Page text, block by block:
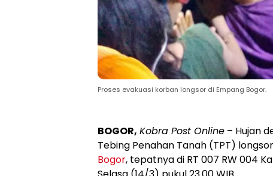
Proses evakuasi korban longsor di Empang Bogor.
BOGOR, Kobra Post Online – Hujan
Tebing Penahan Tanah (TPT)
Bogor, tepatnya di RT 007 RW 004